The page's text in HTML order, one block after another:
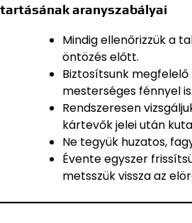
tartásának aranyszabályai
Mindig ellenőrizzük a
öntözés előtt.
Biztosítsunk
mesterséges fénnyel is.
Rendszeresen
kártevők jelei után
Ne tegyük huzatos,
Évente egyszer
metsszük vissza az